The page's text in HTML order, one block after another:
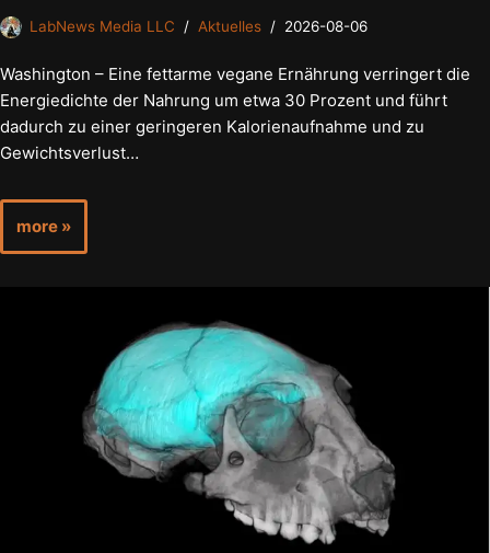
LabNews Media LLC Aktuelles 2026-08-06
Washington – Eine fettarme vegane Ernährung verringert die
Energiedichte der Nahrung um etwa 30 Prozent und führt
dadurch zu einer geringeren Kalorienaufnahme und zu
Gewichtsverlust…
more »